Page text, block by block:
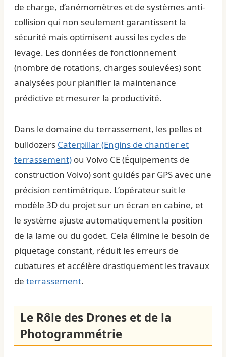
de charge, d’anémomètres et de systèmes anti-
collision qui non seulement garantissent la
sécurité mais optimisent aussi les cycles de
levage. Les données de fonctionnement
(nombre de rotations, charges soulevées) sont
analysées pour planifier la maintenance
prédictive et mesurer la productivité.
Dans le domaine du terrassement, les pelles et
bulldozers Caterpillar (Engins de chantier et
terrassement) ou Volvo CE (Équipements de
construction Volvo) sont guidés par GPS avec une
précision centimétrique. L’opérateur suit le
modèle 3D du projet sur un écran en cabine, et
le système ajuste automatiquement la position
de la lame ou du godet. Cela élimine le besoin de
piquetage constant, réduit les erreurs de
cubatures et accélère drastiquement les travaux
de terrassement.
Le Rôle des Drones et de la
Photogrammétrie